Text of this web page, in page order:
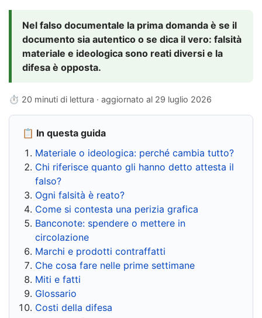
Nel falso documentale la prima domanda è se il
documento sia autentico o se dica il vero: falsità
materiale e ideologica sono reati diversi e la
difesa è opposta.
⏱ 20 minuti di lettura · aggiornato al 29 luglio 2026
📋 In questa guida
Materiale o ideologica: perché cambia tutto?
Chi riferisce quanto gli hanno detto attesta il
falso?
Ogni falsità è reato?
Come si contesta una perizia grafica
Banconote: spendere o mettere in
circolazione
Marchi e prodotti contraffatti
Che cosa fare nelle prime settimane
Miti e fatti
Glossario
Costi della difesa